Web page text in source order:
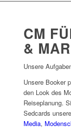
CM
&
Unsere
Unsere Booker
den Look des
Reiseplanung.
Sedcards
Media,